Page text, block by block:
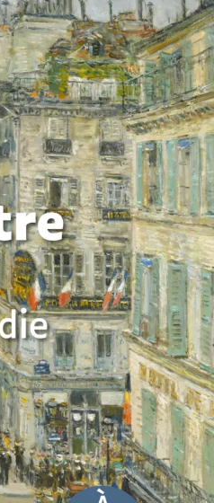
Lemaitre
49€